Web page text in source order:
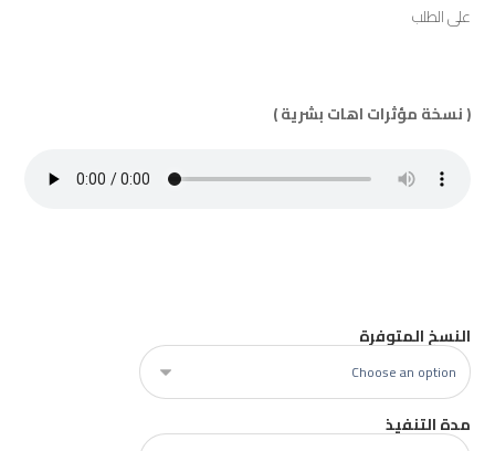
على الطلب
( نسخة مؤثرات اهات بشرية )
النسخ المتوفرة
مدة التنفيذ